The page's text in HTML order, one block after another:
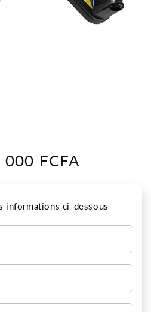
000 FCFA
informations ci-dessous